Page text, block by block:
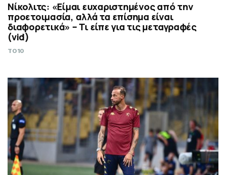
Νίκολιτς: «Είμαι ευχαριστημένος από την
προετοιμασία, αλλά τα επίσημα είναι
διαφορετικά» – Τι είπε για τις μεταγραφές
(vid)
TO10